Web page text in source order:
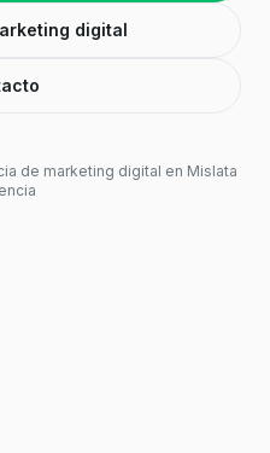
digital
de marketing digital en Mislata